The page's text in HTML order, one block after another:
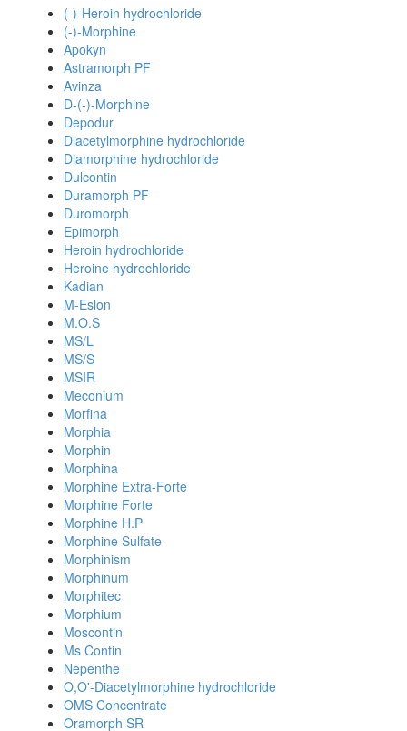
(-)-Heroin hydrochloride
(-)-Morphine
Apokyn
Astramorph PF
Avinza
D-(-)-Morphine
Depodur
Diacetylmorphine hydrochloride
Diamorphine hydrochloride
Dulcontin
Duramorph PF
Duromorph
Epimorph
Heroin hydrochloride
Heroine hydrochloride
Kadian
M-Eslon
M.O.S
MS/L
MS/S
MSIR
Meconium
Morfina
Morphia
Morphin
Morphina
Morphine Extra-Forte
Morphine Forte
Morphine H.P
Morphine Sulfate
Morphinism
Morphinum
Morphitec
Morphium
Moscontin
Ms Contin
Nepenthe
O,O'-Diacetylmorphine hydrochloride
OMS Concentrate
Oramorph SR